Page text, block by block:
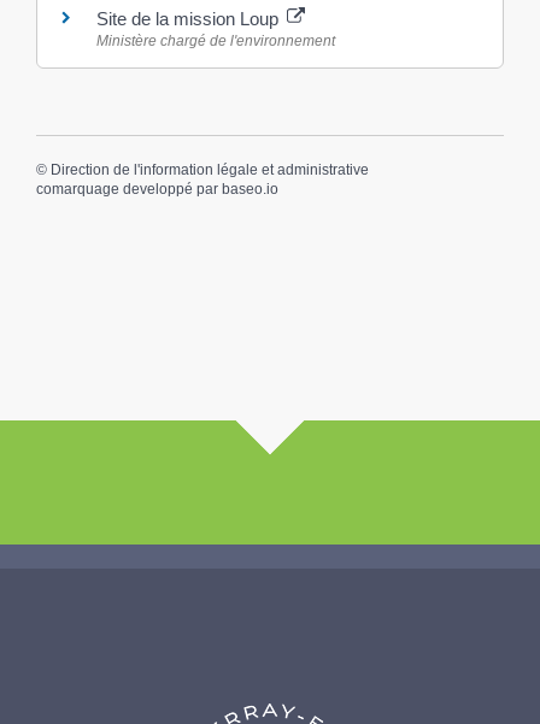
Site de la mission Loup
Ministère chargé de l'environnement
© Direction de l'information légale et administrative
comarquage developpé par baseo.io